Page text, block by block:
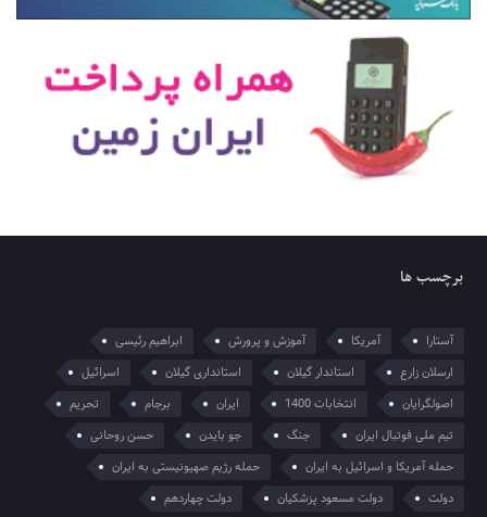
برچسب ها
آستارا آمریکا آموزش و پرورش
ابراهیم رئیسی
ارسلان زارع
استاندار گیلان استانداری گیلان
اسرائیل
اصولگرایان
انتخابات 1400 ایران برجام
تحریم
تیم ملی فوتبال ایران
جنگ جو بایدن
حسن روحانی
حمله آمریکا و اسرائیل به ایران
حمله رژیم صهیونیستی به ایران
دولت
دولت مسعود پزشکیان دولت چهاردهم